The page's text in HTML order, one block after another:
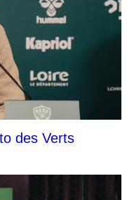
des Verts